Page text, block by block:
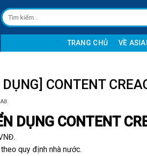
Tìm
kiếm:
TRANG CHỦ VỀ
CONTENT
DỤNG CONTENT
quy định nhà nước.